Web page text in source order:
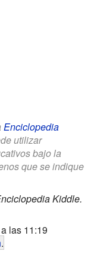
Enciclopedia
utilizar
bajo la
que se indique
Kiddle.
las 11:19
.